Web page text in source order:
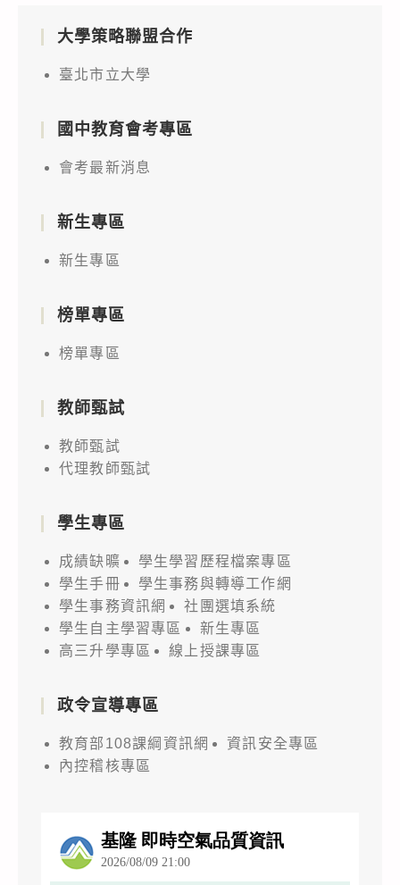
大學策略聯盟合作
臺北市立大學
國中教育會考專區
會考最新消息
新生專區
新生專區
榜單專區
榜單專區
教師甄試
教師甄試
代理教師甄試
學生專區
成績缺曠
學生學習歷程檔案專區
學生手冊
學生事務與轉導工作網
學生事務資訊網
社團選填系統
學生自主學習專區
新生專區
高三升學專區
線上授課專區
政令宣導專區
教育部108課綱資訊網
資訊安全專區
內控稽核專區